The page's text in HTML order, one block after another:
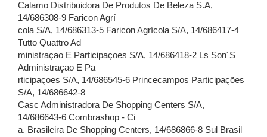
Calamo Distribuidora De Produtos De Beleza S.A,
14/686308-9 Faricon Agrí
cola S/A, 14/686313-5 Faricon Agrícola S/A, 14/686417-4
Tutto Quattro Ad
ministraçao E Participaçoes S/A, 14/686418-2 Ls Son´S
Administraçao E Pa
rticipaçoes S/A, 14/686545-6 Princecampos Participações
S/A, 14/686642-8
Casc Administradora De Shopping Centers S/A,
14/686643-6 Combrashop - Ci
a. Brasileira De Shopping Centers, 14/686866-8 Sul Brasil